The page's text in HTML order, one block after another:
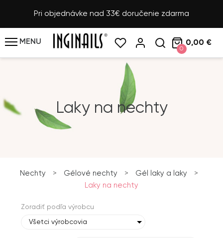
Pri objednávke nad 33€ doručenie zdarma
MENU
0
0,00 €
Laky na nechty
Nechty > Gélové nechty > Gél laky a laky
>
Laky na nechty
Zoradiť podľa výrobcu
Všetci výrobcovia